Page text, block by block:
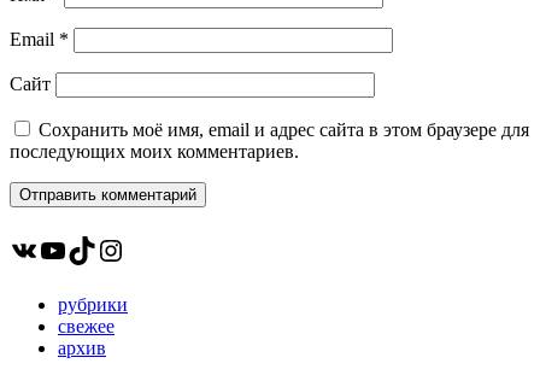
Email *
Сайт
Сохранить моё имя, email и адрес сайта в этом браузере для
последующих моих комментариев.
ВКонтакте
YouTube
TikTokInstagram
рубрики
свежее
архив